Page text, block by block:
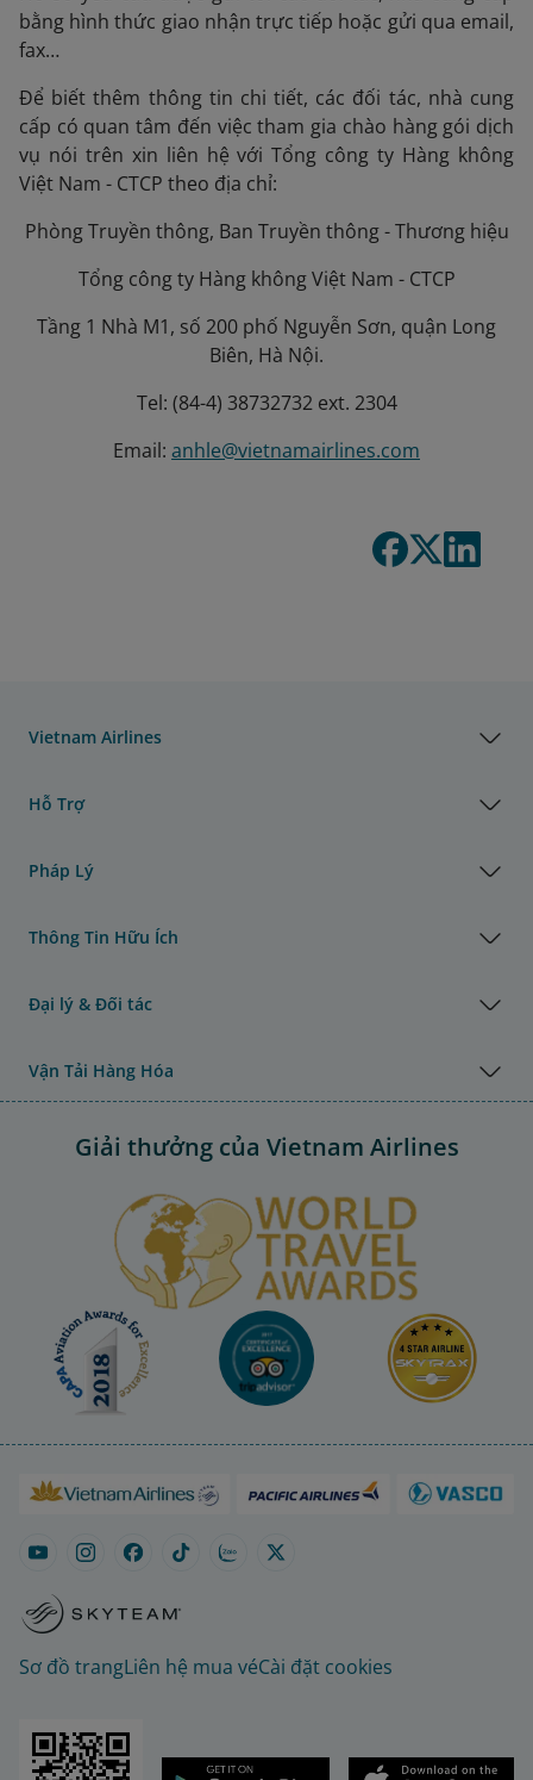
bằng hình thức giao nhận trực tiếp hoặc gửi qua email,
fax…
Để biết thêm thông tin chi tiết, các đối tác, nhà cung
cấp có quan tâm đến việc tham gia chào hàng gói dịch
vụ nói trên xin liên hệ với Tổng công ty Hàng không
Việt Nam - CTCP theo địa chỉ:
Phòng Truyền thông, Ban Truyền thông - Thương hiệu
Tổng công ty Hàng không Việt Nam - CTCP
Tầng 1 Nhà M1, số 200 phố Nguyễn Sơn, quận Long
Biên, Hà Nội.
Tel: (84-4) 38732732 ext. 2304
Email: anhle@vietnamairlines.com
Vietnam Airlines
Hỗ Trợ
Pháp Lý
Thông Tin Hữu Ích
Đại lý & Đối tác
Vận Tải Hàng Hóa
Giải thưởng của Vietnam Airlines
Sơ đồ trangLiên hệ mua véCài đặt cookies